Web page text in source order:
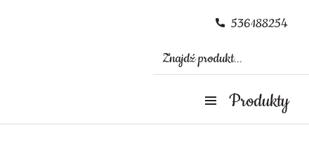
536188254
Produkty